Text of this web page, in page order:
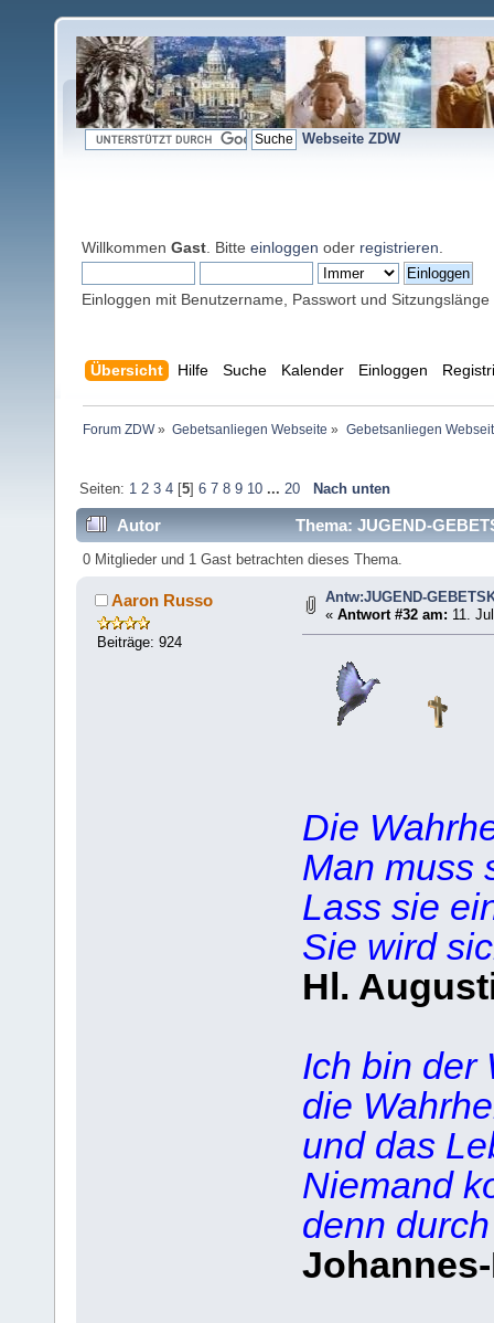
Webseite ZDW
Willkommen Gast . Bitte einloggen oder registrieren
Einloggen mit Benutzername, Passwort und Sitzungslänge
Übersicht Hilfe Suche Kalender Einloggen
Forum ZDW» Gebetsanliegen Webseite » Gebetsanliegen
Seiten: 1 2 3 4[5] 6 7 8 9 10 ... 20 Nach unten
Autor Thema: JUGEND-
0 Mitglieder und 1 Gast betrachten dieses Thema.
Aaron Russo
Beiträge: 924
Antw:JUGEND-
«Antwort #32 am: 11.
Die
Man muss
Lass sie
Sie wird
Hl.
Ich bin der
die
und das
Niemand
denn